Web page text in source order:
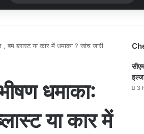
for
ब्लास्ट या कार में धमाका ? जांच जारी
धमाका:
या कार में
3